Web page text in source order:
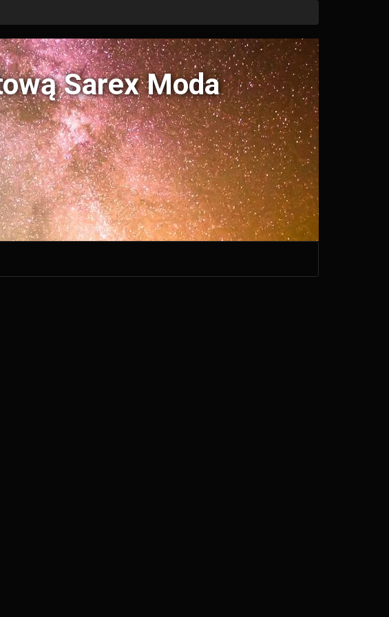
Sarex Moda